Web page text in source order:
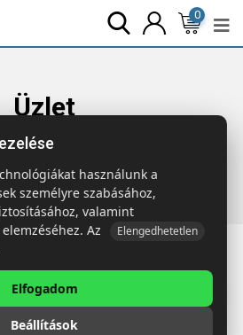
0
Üzlet
Iroda & Írás
golyóstoll
Étkezés & Ivás
Wellness & Ápolás
használunk a
személyre szabásához,
valamint
Az
Elengedhetetlen
Elfogadom
Beállítások